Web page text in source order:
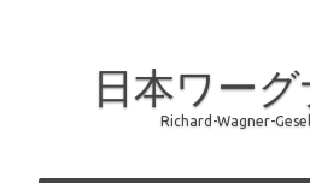
日本ワー
Richard-Wagner-